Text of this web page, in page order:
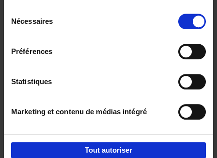
Nécessaires
Préférences
Statistiques
Marketing et contenu de médias intégré
Tout autoriser
Digital marketing like a PRO -
completely revised edition (EN)